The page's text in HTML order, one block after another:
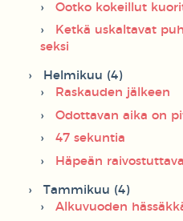
Ootko kokeillut
Ketkä uskaltavat
seksi
Helmikuu (4)
Raskauden jälkeen
Odottavan aika on
47 sekuntia
Häpeän
Tammikuu (4)
Alkuvuoden